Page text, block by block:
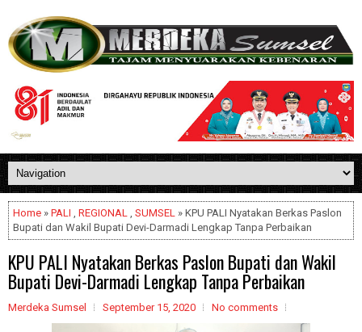
Home » PALI , REGIONAL , SUMSEL » KPU PALI Nyatakan Berkas Paslon
Bupati dan Wakil Bupati Devi-Darmadi Lengkap Tanpa Perbaikan
KPU PALI Nyatakan Berkas Paslon Bupati dan Wakil
Bupati Devi-Darmadi Lengkap Tanpa Perbaikan
Merdeka Sumsel September 15, 2020 No comments